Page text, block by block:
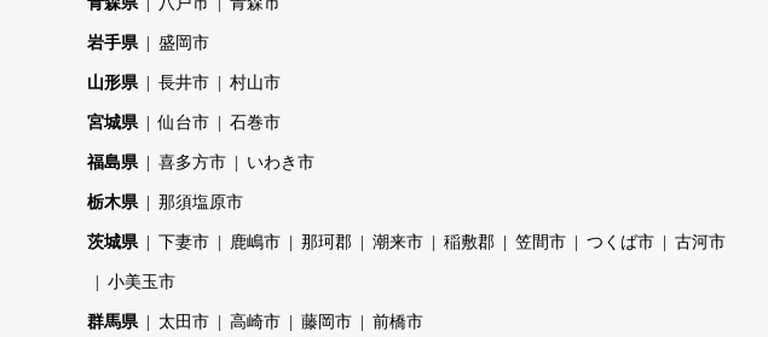
岩手県 盛岡市
山形県 長井市 村山市
宮城県 仙台市 石巻市
福島県 喜多方市 いわき市
栃木県 那須塩原市
茨城県 下妻市 鹿嶋市 那珂郡 潮来市 稲敷郡 笠間市 つくば市 古河市
小美玉市
群馬県 太田市 高崎市 藤岡市 前橋市